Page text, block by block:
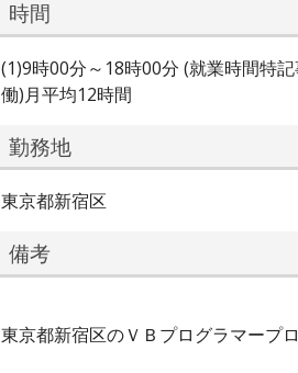
時間
(1)9時00分～18時00分 (就業時間特
働)月平均12時間
勤務地
東京都新宿区
備考
東京都新宿区のＶＢプログラマープ